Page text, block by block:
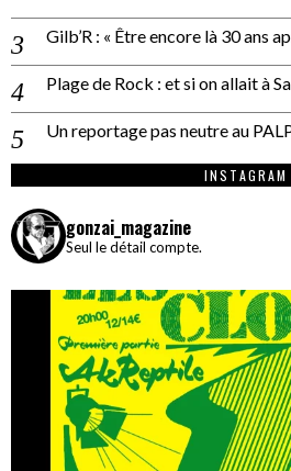
Gilb’R : « Être encore là 30 ans
Plage de Rock : et si on allait à
Un reportage pas neutre au
INSTAGRAM
gonzai_magazine
Seul le détail compte.